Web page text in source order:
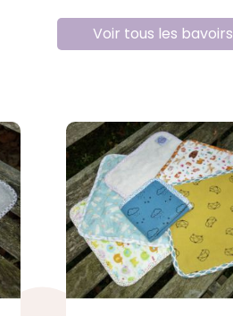
Voir tous les bavoirs